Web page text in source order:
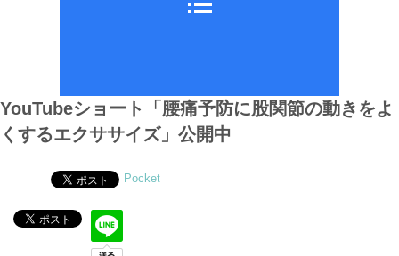
YouTubeショート「腰痛予防に股関節の動きをよ
くするエクササイズ」公開中
Pocket